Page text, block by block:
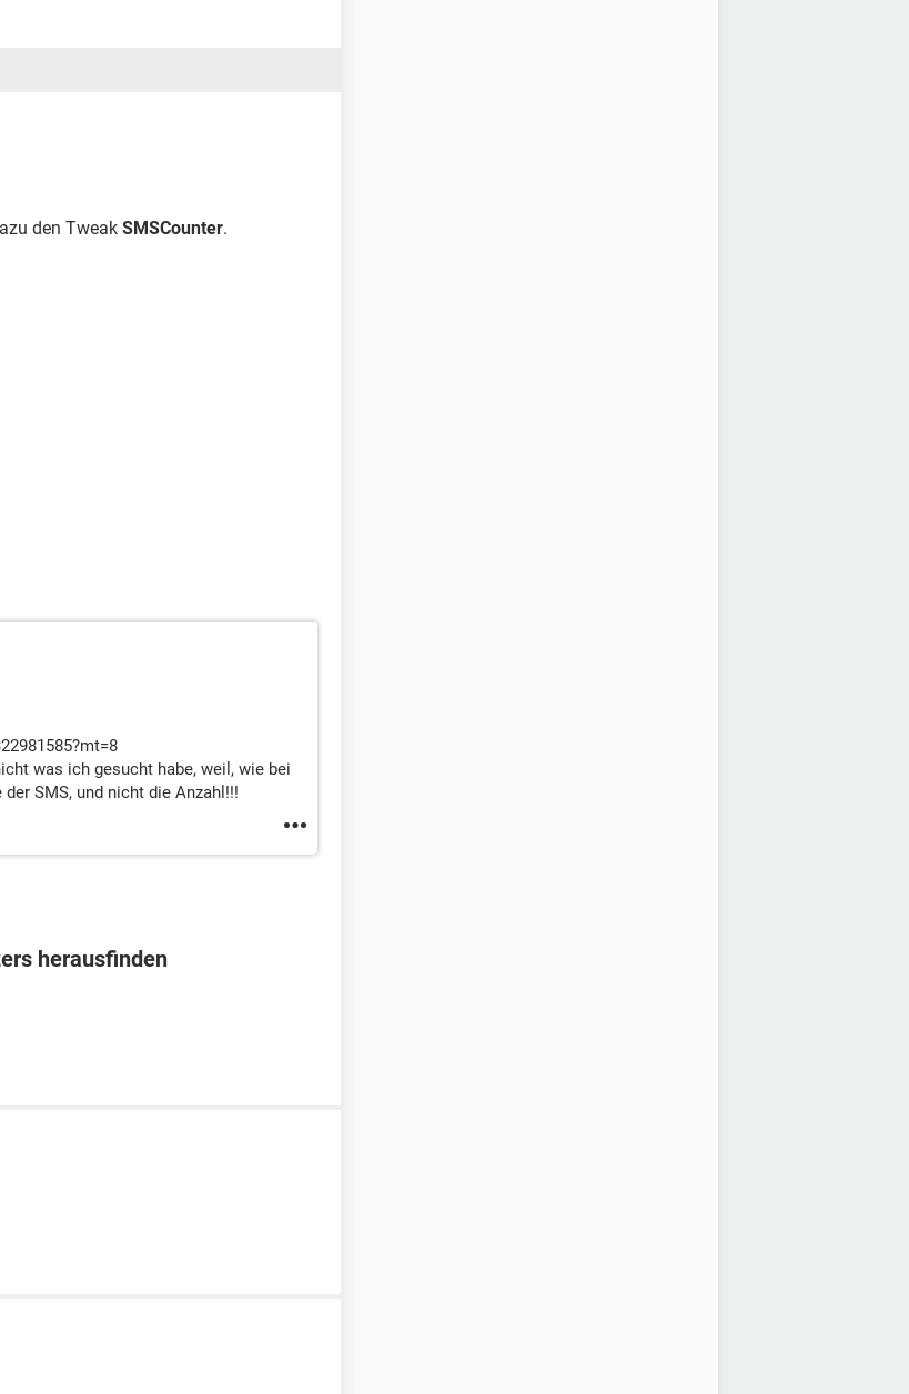
den Tweak SMSCounter.
was ich gesucht habe, weil, wie bei
SMS, und nicht die Anzahl!!!
herausfinden